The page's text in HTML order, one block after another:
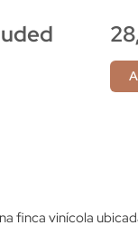
finca vinícola